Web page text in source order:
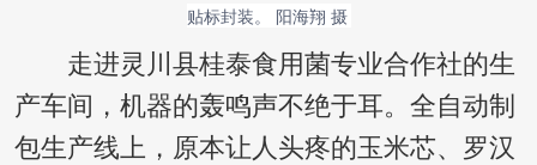
贴标封装。 阳海翔 摄
走进灵川县桂泰食用菌专业合作社的生
产车间，机器的轰鸣声不绝于耳。全自动制
包生产线上，原本让人头疼的玉米芯、罗汉